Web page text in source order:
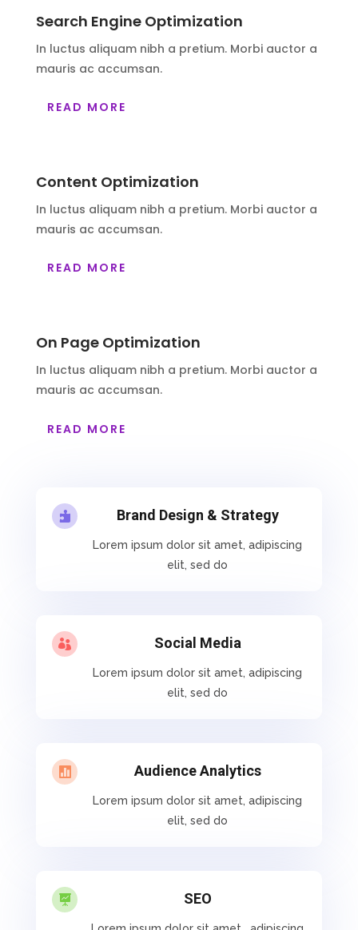
Search Engine Optimization
In luctus aliquam nibh a pretium. Morbi auctor a
mauris ac accumsan.
READ MORE
Content Optimization
In luctus aliquam nibh a pretium. Morbi auctor a
mauris ac accumsan.
READ MORE
On Page Optimization
In luctus aliquam nibh a pretium. Morbi auctor a
mauris ac accumsan.
READ MORE
 Brand Design & Strategy
Lorem ipsum dolor sit amet, adipiscing
elit, sed do
 Social Media
Lorem ipsum dolor sit amet, adipiscing
elit, sed do
 Audience Analytics
Lorem ipsum dolor sit amet, adipiscing
elit, sed do
 SEO